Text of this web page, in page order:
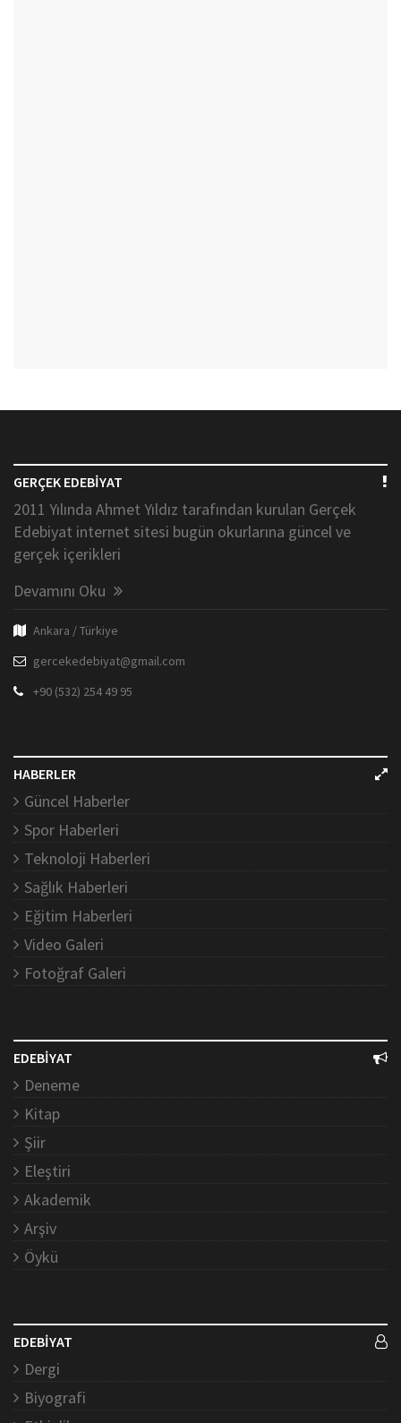
GERÇEK EDEBİYAT
2011 Yılında Ahmet Yıldız tarafından kurulan Gerçek
Edebiyat internet sitesi bugün okurlarına güncel ve
gerçek içerikleri
Devamını Oku
Ankara / Türkiye
gercekedebiyat@gmail.com
+90 (532) 254 49 95
HABERLER
Güncel Haberler
Spor Haberleri
Teknoloji Haberleri
Sağlık Haberleri
Eğitim Haberleri
Video Galeri
Fotoğraf Galeri
EDEBİYAT
Deneme
Kitap
Şiir
Eleştiri
Akademik
Arşiv
Öykü
EDEBİYAT
Dergi
Biyografi